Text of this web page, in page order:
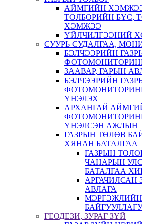
АЙМГИЙН
ТӨЛБӨРИЙН БҮС,
ХЭМЖЭЭ
ҮЙЛЧИЛГЭЭНИЙ
СУУРЬ СУДАЛГАА,
БЭЛЧЭЭРИЙН
ЗААВАР, ГАРЫН
БЭЛЧЭЭРИЙН
ҮНЭЛЭХ
АРХАНГАЙ
ҮНЭЛСЭН АЖЛЫН
ГАЗРЫН ТӨЛӨВ
ХЯНАН БАТАЛГАА
ГАЗРЫН
ЧАНАРЫН
БАТАЛГАА
АРГАЧИЛСАН
АВЛАГА
МЭРГЭЖЛИЙН
ГЕОДЕЗИ, ЗУРАГ ЗҮЙ